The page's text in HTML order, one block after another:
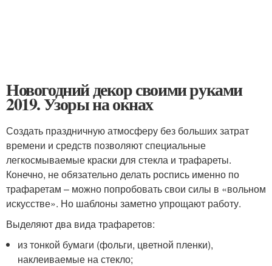
Новогодний декор своими руками
2019. Узоры на окнах
Создать праздничную атмосферу без больших затрат
времени и средств позволяют специальные
легкосмываемые краски для стекла и трафареты.
Конечно, не обязательно делать роспись именно по
трафаретам – можно попробовать свои силы в «вольном
искусстве». Но шаблоны заметно упрощают работу.
Выделяют два вида трафаретов:
из тонкой бумаги (фольги, цветной пленки),
наклеиваемые на стекло;